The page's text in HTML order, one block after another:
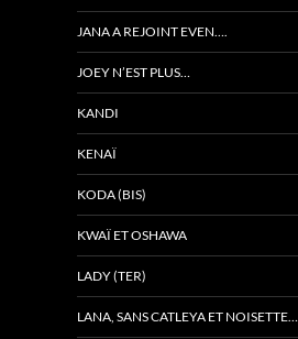
JANA A REJOINT EVEN….
JOEY N’EST PLUS…
KANDI
KENAÏ
KODA (BIS)
KWAÏ ET OSHAWA
LADY (TER)
LANA, SANS CATLEYA ET NOISETTE….